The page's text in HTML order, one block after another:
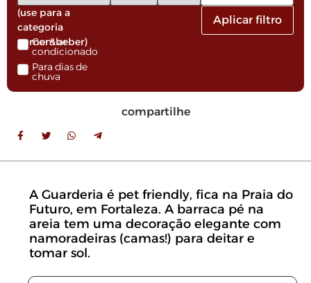
(use para a
categoria
comer&beber)
Com ar
condicionado
Para dias de
chuva
Aplicar filtro
compartilhe
A Guarderia é pet friendly, fica na Praia do
Futuro, em Fortaleza. A barraca pé na
areia tem uma decoração elegante com
namoradeiras (camas!) para deitar e
tomar sol.